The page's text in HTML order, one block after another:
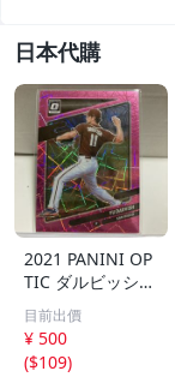
日本代購
2021 PANINI OP
TIC ダルビッシュ
有 249枚限定
シリアルカード
パドレス
目前出價
¥ 500
($109)